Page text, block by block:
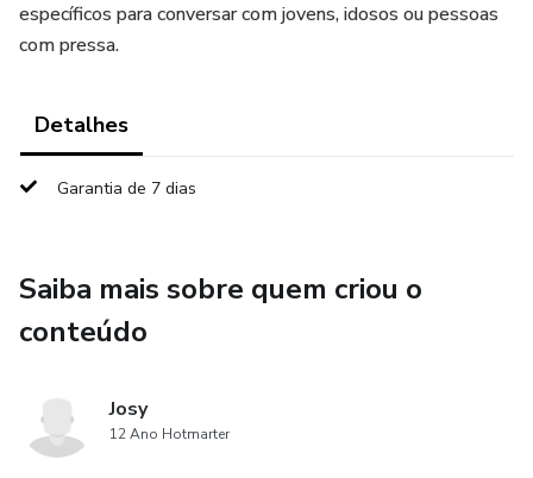
específicos para conversar com jovens, idosos ou pessoas
com pressa.
Detalhes
Garantia de 7 dias
Saiba mais sobre quem criou o
conteúdo
Josy
12 Ano Hotmarter